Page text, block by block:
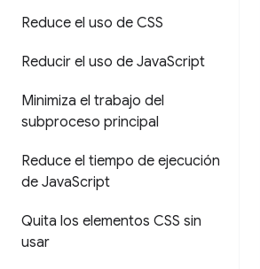
Reduce el uso de CSS
Reducir el uso de JavaScript
Minimiza el trabajo del
subproceso principal
Reduce el tiempo de ejecución
de JavaScript
Quita los elementos CSS sin
usar